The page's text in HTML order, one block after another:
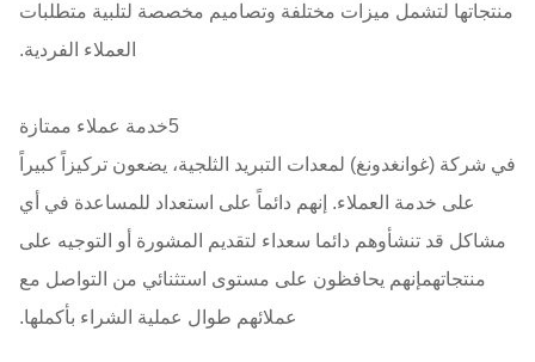
منتجاتها لتشمل ميزات مختلفة وتصاميم مخصصة لتلبية متطلبات
العملاء الفردية.
5خدمة عملاء ممتازة
في شركة (غوانغدونغ) لمعدات التبريد الثلجية، يضعون تركيزاً كبيراً
على خدمة العملاء. إنهم دائماً على استعداد للمساعدة في أي
مشاكل قد تنشأوهم دائما سعداء لتقديم المشورة أو التوجيه على
منتجاتهمإنهم يحافظون على مستوى استثنائي من التواصل مع
عملائهم طوال عملية الشراء بأكملها.